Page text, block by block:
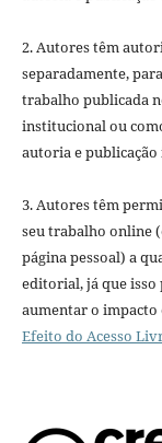
2. Autores têm
separadamente,
trabalho publicada
institucional ou
autoria e
3. Autores têm
seu trabalho online
página pessoal) a
editorial, já que isso
aumentar o impacto
Efeito do Acesso